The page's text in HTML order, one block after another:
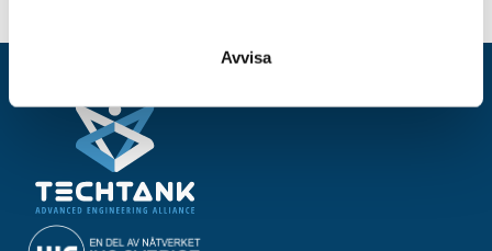
Avvisa